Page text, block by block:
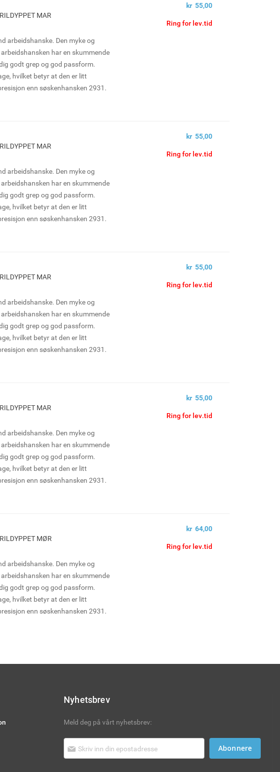
MAR
kr 55,00
Ring for lev.tid
arbeidshanske. Den myke og
har en skummende
godt grep og god passform.
hvilket betyr at den er litt
enn søskenhansken 2931.
finmotorikk. Selges i 12-pk.
MAR
kr 55,00
Ring for lev.tid
arbeidshanske. Den myke og
har en skummende
godt grep og god passform.
hvilket betyr at den er litt
enn søskenhansken 2931.
finmotorikk. Selges i 12-pk.
MAR
kr 55,00
Ring for lev.tid
arbeidshanske. Den myke og
har en skummende
godt grep og god passform.
hvilket betyr at den er litt
enn søskenhansken 2931.
finmotorikk. Selges i 12-pk.
MAR
kr 55,00
Ring for lev.tid
arbeidshanske. Den myke og
har en skummende
godt grep og god passform.
hvilket betyr at den er litt
enn søskenhansken 2931.
finmotorikk. Selges i 12-pk.
MØR
kr 64,00
Ring for lev.tid
arbeidshanske. Den myke og
har en skummende
godt grep og god passform.
hvilket betyr at den er litt
enn søskenhansken 2931.
finmotorikk. Selges i 12-pk.
Nyhetsbrev
Meld deg på vårt nyhetsbrev:
Abonnere